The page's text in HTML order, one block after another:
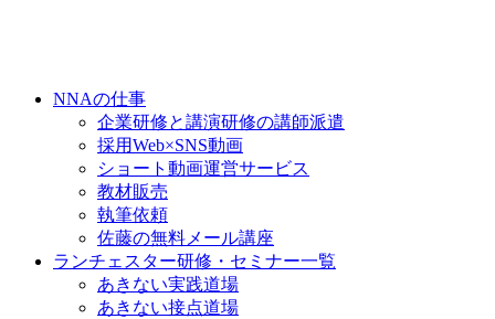
NNAの仕事
企業研修と講演研修の講師派遣
採用Web×SNS動画
ショート動画運営サービス
教材販売
執筆依頼
佐藤の無料メール講座
ランチェスター研修・セミナー一覧
あきない実践道場
あきない接点道場